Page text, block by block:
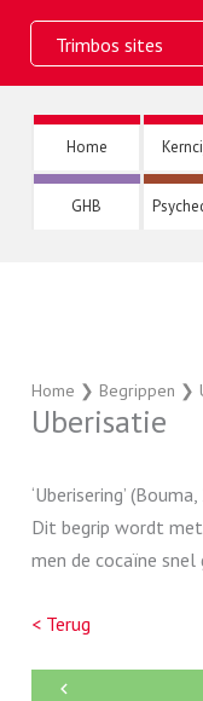
Trimbos sites
Home
GHB
Home ❯ Begrippen ❯
Uberisatie
‘Uberisering’
Dit begrip wordt met
men de cocaïne
< Terug
←